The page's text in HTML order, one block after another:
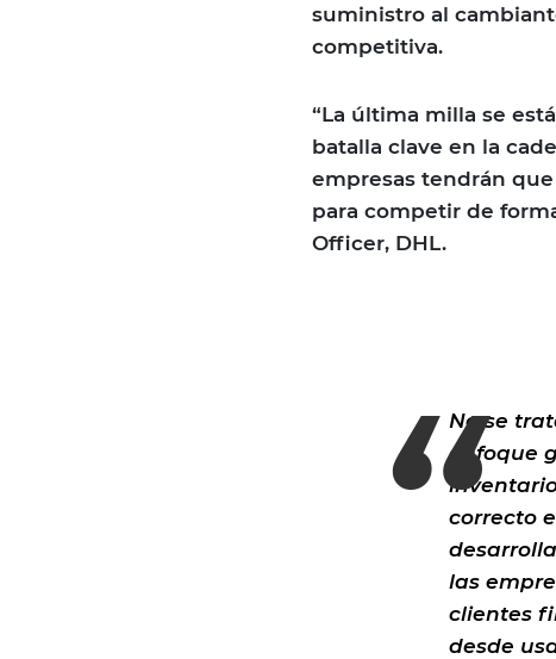
suministro al
competitiva.
“La última milla se
batalla clave en la
empresas tendrán
para competir de
Officer, DHL.
No se
enfoque
correcto
las
clientes
desde